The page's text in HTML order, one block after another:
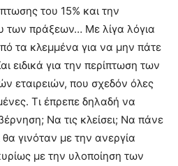
του 15% και την
των πράξεων… Με λίγα λόγια
τα κλεμμένα για να μην πάτε
ειδικά για την περίπτωση των
εταιρειών, που σχεδόν όλες
Τι έπρεπε δηλαδή να
Να τις κλείσει; Να πάνε
γινόταν με την ανεργία
με την υλοποίηση των